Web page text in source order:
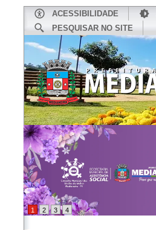
ACESSIBILIDADE
PESQUISAR NO SITE
1 2 3 4